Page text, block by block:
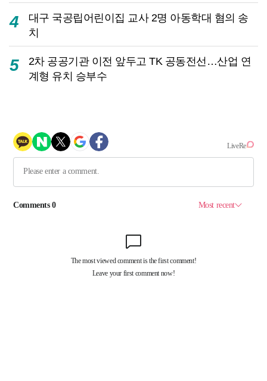
4
대구 국공립어린이집 교사 2명 아동학대 혐의 송
치
5
2차 공공기관 이전 앞두고 TK 공동전선…산업 연
계형 유치 승부수